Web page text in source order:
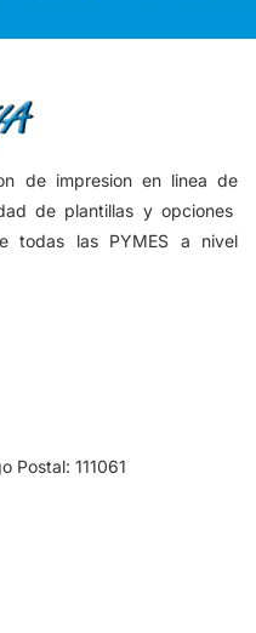
de impresion en linea de
de plantillas y opciones
todas las PYMES a nivel
Postal: 111061